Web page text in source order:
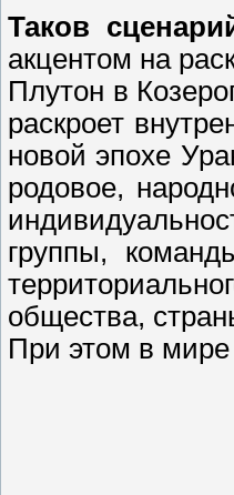
Таков
акцентом на
Плутон в
раскроет
новой эпохе
родовое,
группы,
общества,
При этом в мире